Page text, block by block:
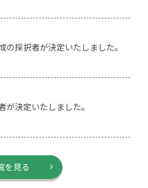
採択者が決定いたしました。
決定いたしました。
を見る